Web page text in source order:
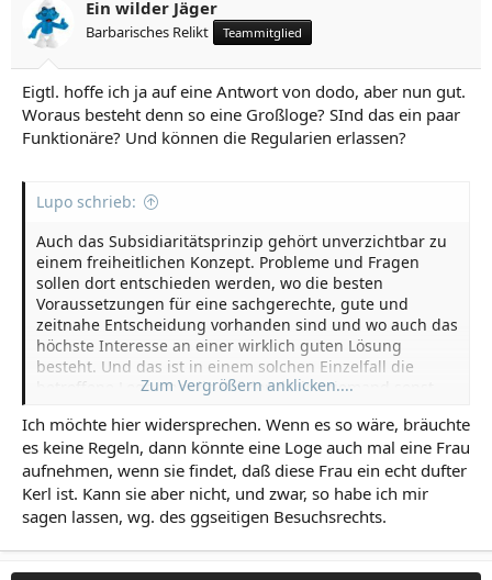
Ein wilder Jäger
Barbarisches Relikt Teammitglied
Eigtl. hoffe ich ja auf eine Antwort von dodo, aber nun gut.
Woraus besteht denn so eine Großloge? SInd das ein paar
Funktionäre? Und können die Regularien erlassen?
Lupo schrieb:
Auch das Subsidiaritätsprinzip gehört unverzichtbar zu
einem freiheitlichen Konzept. Probleme und Fragen
sollen dort entschieden werden, wo die besten
Voraussetzungen für eine sachgerechte, gute und
zeitnahe Entscheidung vorhanden sind und wo auch das
höchste Interesse an einer wirklich guten Lösung
besteht. Und das ist in einem solchen Einzelfall die
betroffene Loge und die Brüder darin, niemand sonst.
Zum Vergrößern anklicken....
Ich möchte hier widersprechen. Wenn es so wäre, bräuchte
es keine Regeln, dann könnte eine Loge auch mal eine Frau
aufnehmen, wenn sie findet, daß diese Frau ein echt dufter
Kerl ist. Kann sie aber nicht, und zwar, so habe ich mir
sagen lassen, wg. des ggseitigen Besuchsrechts.